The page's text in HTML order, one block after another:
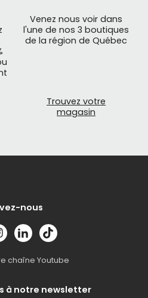
Venez nous voir dans
l'une de nos 3 boutiques
de la région de Québec
Trouvez votre
magasin
nous
chaîne Youtube
à notre newsletter